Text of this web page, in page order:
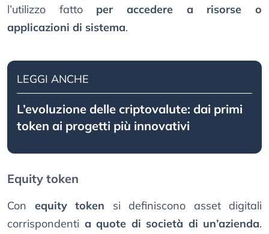
l’utilizzo fatto per accedere a risorse o
applicazioni di sistema.
LEGGI ANCHE
L’evoluzione delle criptovalute: dai primi
token ai progetti più innovativi
Equity token
Con equity token si definiscono asset digitali
corrispondenti a quote di società di un’azienda.